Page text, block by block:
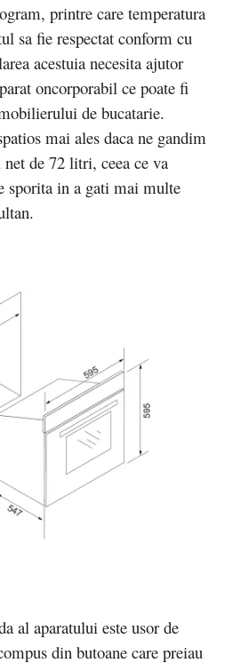
printre care temperatura
sa fie respectat conform cu
acestuia necesita ajutor
oncorporabil ce poate fi
de bucatarie.
mai ales daca ne gandim
de 72 litri, ceea ce va
sporita in a gati mai multe
al aparatului este usor de
din butoane care preiau